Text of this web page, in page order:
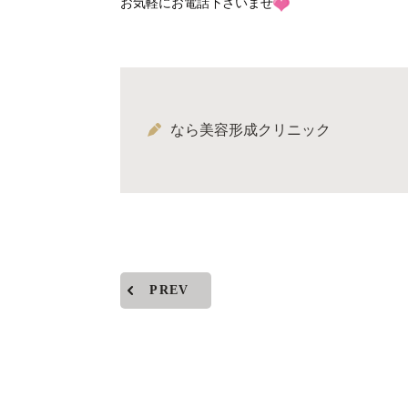
なら美容形成クリニック
PREV